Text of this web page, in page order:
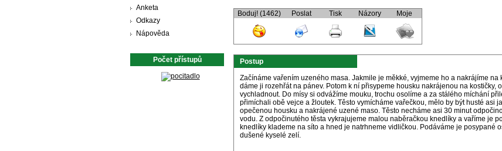
Anketa
Odkazy
Nápověda
Počet přístupů
Boduj! (1462) Poslat Tisk Názory Moje
Postup
Začínáme vařením uzeného masa. Jakmile je měkké, vyjmeme ho a nakrájíme
dáme ji rozehřát na pánev. Potom k ní přisypeme housku nakrájenou na kostičky,
vychladnout. Do mísy si odvážíme mouku, trochu osolíme a za stálého míchání
přimíchali obě vejce a žloutek. Těsto vymícháme vařečkou, mělo by být husté asi
opečenou housku a nakrájené uzené maso. Těsto necháme asi 30 minut
vodu. Z odpočinutého těsta vykrajujeme malou naběračkou knedlíky a vaříme je
knedlíky klademe na síto a hned je natrhneme vidličkou. Podáváme je posypané
dušené kyselé zelí.